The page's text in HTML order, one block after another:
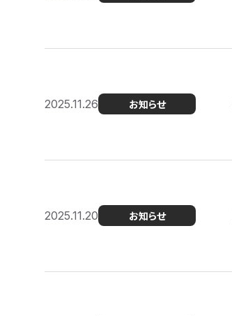
2025.11.26 お知らせ
2025.11.20 お知らせ